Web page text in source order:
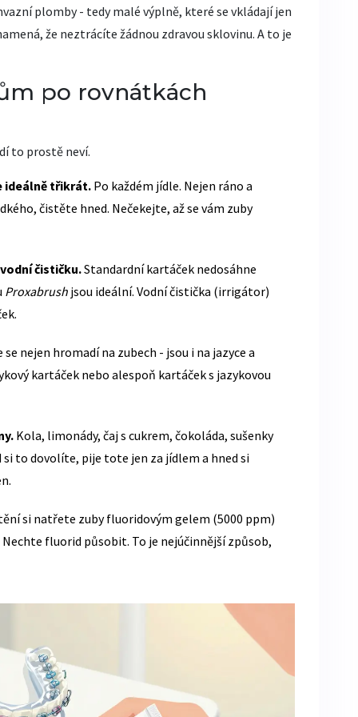
plomby - tedy malé výplně, které se vkládají jen
že neztrácíte žádnou zdravou sklovinu. A to je
po rovnátkách
to prostě neví.
ideálně třikrát. Po každém jídle. Nejen ráno a
čistěte hned. Nečekejte, až se vám zuby
čističku.Standardní kartáček nedosáhne
Proxabrush jsou ideální. Vodní čistička (irrigátor)
nejen hromadí na zubech - jsou i na jazyce a
kartáček nebo alespoň kartáček s jazykovou
Kola, limonády, čaj s cukrem, čokoláda, sušenky
to dovolíte, pije tote jen za jídlem a hned si
si natřete zuby fluoridovým gelem (5000 ppm)
fluorid působit. To je nejúčinnější způsob,